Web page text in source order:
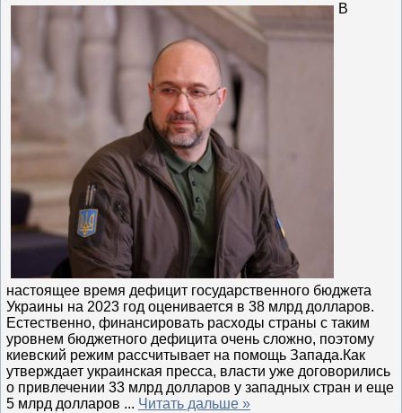
В
настоящее время дефицит государственного бюджета
Украины на 2023 год оценивается в 38 млрд долларов.
Естественно, финансировать расходы страны с таким
уровнем бюджетного дефицита очень сложно, поэтому
киевский режим рассчитывает на помощь Запада.Как
утверждает украинская пресса, власти уже договорились
о привлечении 33 млрд долларов у западных стран и еще
5 млрд долларов ... Читать дальше »